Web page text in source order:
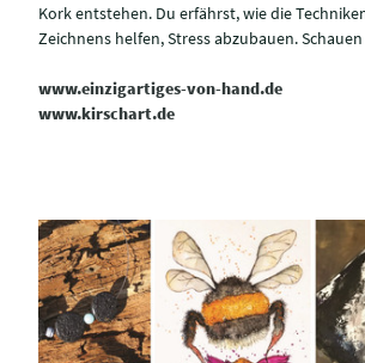
Kork entstehen. Du erfährst, wie die
Zeichnens helfen, Stress abzubauen.
www.einzigartiges-von-hand.de
www.kirschart.de